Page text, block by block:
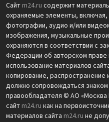
Сайт m24.ru содержит
охраняемые элементы, включая,
фотографии, аудио и/или
изображения, музыкальные
охраняются в соответствии с
Федерации об авторском
использование материалов
копирование, распространение
должно сопровождаться знаком
правообладателя © АО «Москва
сайт m24.ru как на
материалов сайта m24.ru не